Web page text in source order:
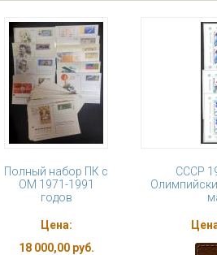
Полный набор ПК с
ОМ 1971-1991
годов
Цена:
18 000,00 руб.
СССР